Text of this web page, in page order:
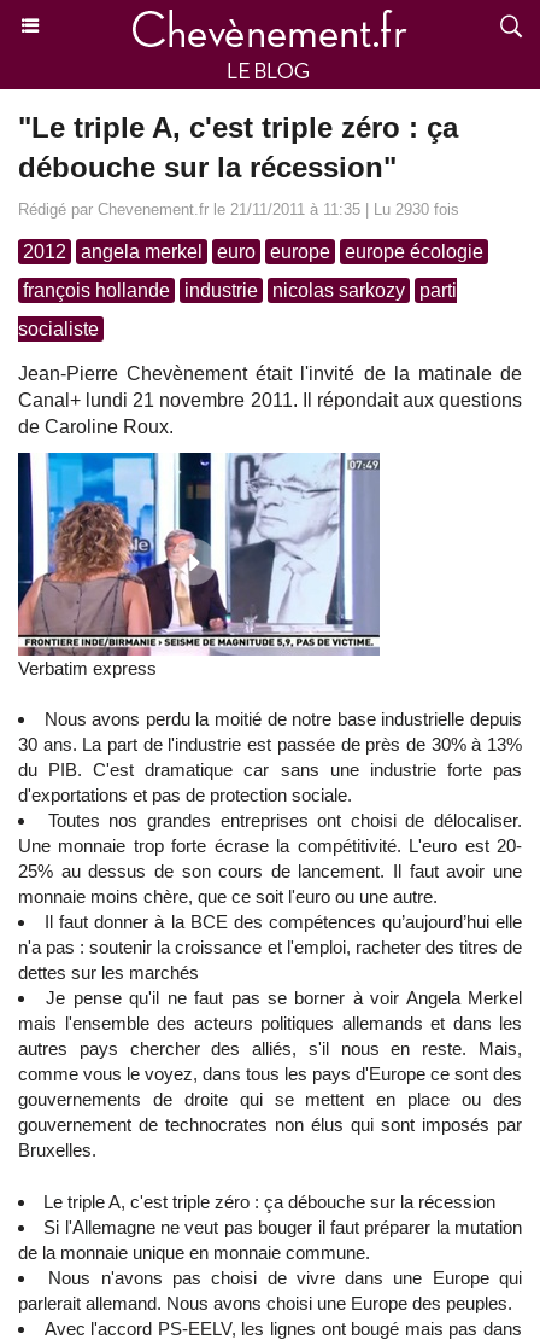
"Le triple A, c'est triple zéro : ça
débouche sur la récession"
Rédigé par Chevenement.fr le 21/11/2011 à 11:35 | Lu 2930 fois
2012 angela merkel euro europe
europe écologie
françois hollande
industrie nicolas sarkozy
parti
socialiste
Jean-Pierre Chevènement était l'invité de la matinale de
Canal+ lundi 21 novembre 2011. Il répondait aux questions
de Caroline Roux.
Verbatim express
Nous avons perdu la moitié de notre base industrielle depuis
30 ans. La part de l'industrie est passée de près de 30% à 13%
du PIB. C'est dramatique car sans une industrie forte pas
d'exportations et pas de protection sociale.
Toutes nos grandes entreprises ont choisi de délocaliser.
Une monnaie trop forte écrase la compétitivité. L'euro est 20-
25% au dessus de son cours de lancement. Il faut avoir une
monnaie moins chère, que ce soit l'euro ou une autre.
Il faut donner à la BCE des compétences qu’aujourd’hui elle
n'a pas : soutenir la croissance et l'emploi, racheter des titres de
dettes sur les marchés
Je pense qu'il ne faut pas se borner à voir Angela Merkel
mais l'ensemble des acteurs politiques allemands et dans les
autres pays chercher des alliés, s'il nous en reste. Mais,
comme vous le voyez, dans tous les pays d'Europe ce sont des
gouvernements de droite qui se mettent en place ou des
gouvernement de technocrates non élus qui sont imposés par
Bruxelles.
Le triple A, c'est triple zéro : ça débouche sur la récession
Si l'Allemagne ne veut pas bouger il faut préparer la mutation
de la monnaie unique en monnaie commune.
Nous n'avons pas choisi de vivre dans une Europe qui
parlerait allemand. Nous avons choisi une Europe des peuples.
Avec l'accord PS-EELV, les lignes ont bougé mais pas dans